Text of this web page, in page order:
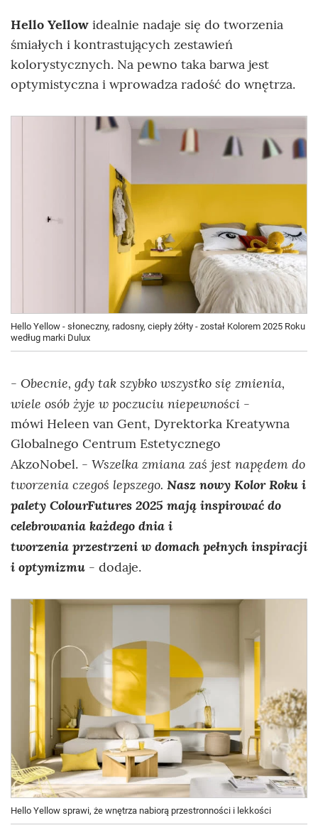
Hello Yellow idealnie nadaje się do tworzenia
śmiałych i kontrastujących zestawień
kolorystycznych. Na pewno taka barwa jest
optymistyczna i wprowadza radość do wnętrza.
Hello Yellow - słoneczny, radosny, ciepły żółty - został Kolorem 2025 Roku
według marki Dulux
- Obecnie, gdy tak szybko wszystko się zmienia,
wiele osób żyje w poczuciu niepewności -
mówi Heleen van Gent, Dyrektorka Kreatywna
Globalnego Centrum Estetycznego
AkzoNobel. - Wszelka zmiana zaś jest napędem do
tworzenia czegoś lepszego. Nasz nowy Kolor Roku i
palety ColourFutures 2025 mają inspirować do
celebrowania każdego dnia i
tworzenia przestrzeni w domach pełnych inspiracji
i optymizmu - dodaje.
Hello Yellow sprawi, że wnętrza nabiorą przestronności i lekkości